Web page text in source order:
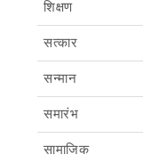
शिक्षण
सत्कार
सन्मान
समारंभ
सामाजिक